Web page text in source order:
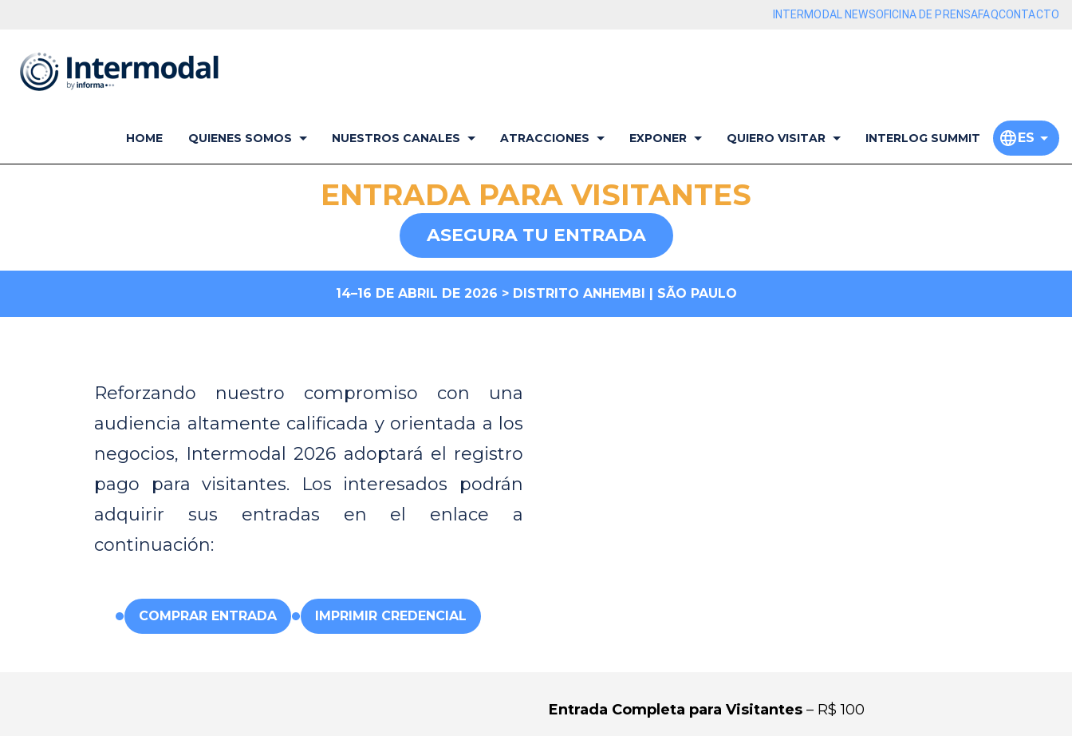
INTERMODAL NEWSOFICINA DE PRENSAFAQCONTACTO
HOME QUIENES SOMOS NUESTROS CANALES ATRACCIONES EXPONER QUIERO VISITAR INTERLOG SUMMIT ES
ENTRADA PARA VISITANTES
ASEGURA TU ENTRADA
14–16 DE ABRIL DE 2026 > DISTRITO ANHEMBI | SÃO PAULO
Reforzando nuestro compromiso con una
audiencia altamente calificada y orientada a los
negocios, Intermodal 2026 adoptará el registro
pago para visitantes. Los interesados podrán
adquirir sus entradas en el enlace a
continuación:
COMPRAR ENTRADA IMPRIMIR CREDENCIAL
Entrada Completa para Visitantes – R$ 100